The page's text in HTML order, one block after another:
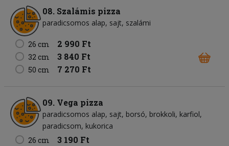
08. Szalámis pizza
paradicsomos alap sajt szalámi
26 cm 2 990 Ft
32 cm 3 840 Ft
50 cm 7 270 Ft
09. Vega pizza
paradicsomos alap sajt borsó brokkoli karfiol
paradicsom kukorica
26 cm
3 190 Ft